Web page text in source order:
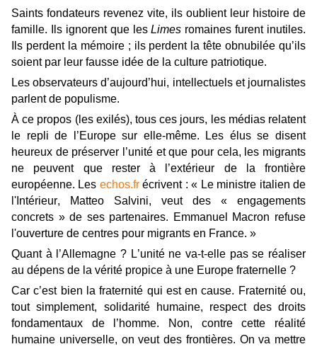
Saints fondateurs revenez vite, ils oublient leur histoire de
famille. Ils ignorent que lesLimes romaines furent inutiles.
Ils perdent la mémoire ; ils perdent la tête obnubilée qu’ils
soient par leur fausse idée de la culture patriotique.
Les observateurs d’aujourd’hui, intellectuels et journalistes
parlent de populisme.
À ce propos (les exilés), tous ces jours, les médias relatent
le repli de l’Europe sur elle-même. Les élus se disent
heureux de préserver l’unité et que pour cela, les migrants
ne peuvent que rester à l’extérieur de la frontière
européenne. Les echos.frécrivent : « Le ministre italien de
l'Intérieur, Matteo Salvini, veut des « engagements
concrets » de ses partenaires. Emmanuel Macron refuse
l'ouverture de centres pour migrants en France. »
Quant à l’Allemagne ? L’unité ne va-t-elle pas se réaliser
au dépens de la vérité propice à une Europe fraternelle ?
Car c’est bien la fraternité qui est en cause. Fraternité ou,
tout simplement, solidarité humaine, respect des droits
fondamentaux de l’homme. Non, contre cette réalité
humaine universelle, on veut des frontières. On va mettre